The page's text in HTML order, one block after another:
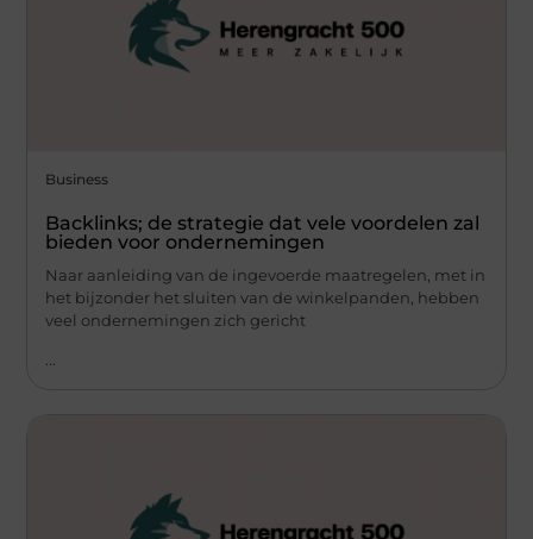
Business
Backlinks; de strategie dat vele voordelen zal
bieden voor ondernemingen
Naar aanleiding van de ingevoerde maatregelen, met in
het bijzonder het sluiten van de winkelpanden, hebben
veel ondernemingen zich gericht